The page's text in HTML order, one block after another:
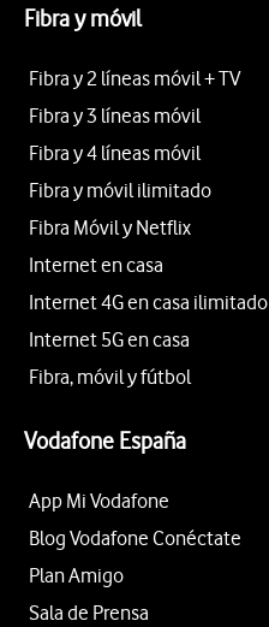
Fibra y móvil
Fibra y 2 líneas móvil + TV
Fibra y 3 líneas móvil
Fibra y 4 líneas móvil
Fibra y móvil ilimitado
Fibra Móvil y Netflix
Internet en casa
Internet 4G en casa ilimitado
Internet 5G en casa
Fibra, móvil y fútbol
Vodafone España
App Mi Vodafone
Blog Vodafone Conéctate
Plan Amigo
Sala de Prensa